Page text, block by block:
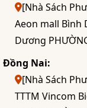
[Nhà Sách
Aeon mall Bình
Dương
Đồng Nai:
[Nhà Sách
TTTM Vincom